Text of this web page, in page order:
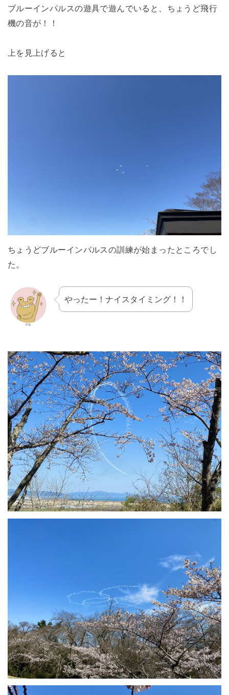
ブルーインパルスの遊具で遊んでいると、ちょうど飛行
機の音が！！
上を見上げると
ちょうどブルーインパルスの訓練が始まったところでし
た。
やったー！ナイスタイミング！！